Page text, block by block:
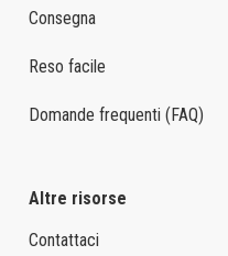
Consegna
Reso facile
Domande frequenti (FAQ)
Altre risorse
Contattaci